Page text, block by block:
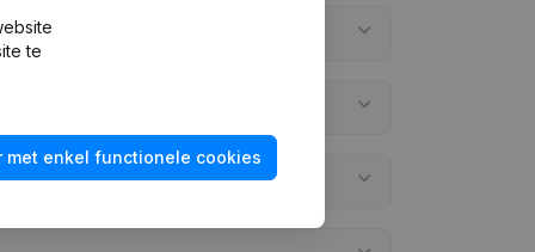
te
met enkel functionele cookies